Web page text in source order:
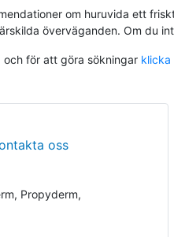
om huruvida ett
överväganden. Om du
och för att göra sökningar klicka
oss
Propyderm,